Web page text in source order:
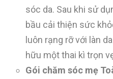
sóc da. Sau khi sử
bầu cải thiện sức
luôn rạng rỡ với làn
hữu một thai kì trọn
Gói chăm sóc mẹ